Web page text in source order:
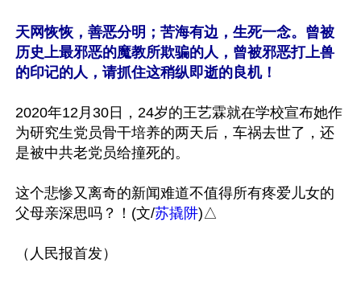
天网恢恢，善恶分明；苦海有边，生死一念。曾被
历史上最邪恶的魔教所欺骗的人，曾被邪恶打上兽
的印记的人，请抓住这稍纵即逝的良机！
2020年12月30日，24岁的王艺霖就在学校宣布她作
为研究生党员骨干培养的两天后，车祸去世了，还
是被中共老党员给撞死的。
这个悲惨又离奇的新闻难道不值得所有疼爱儿女的
父母亲深思吗？！(文/苏撬阱)△